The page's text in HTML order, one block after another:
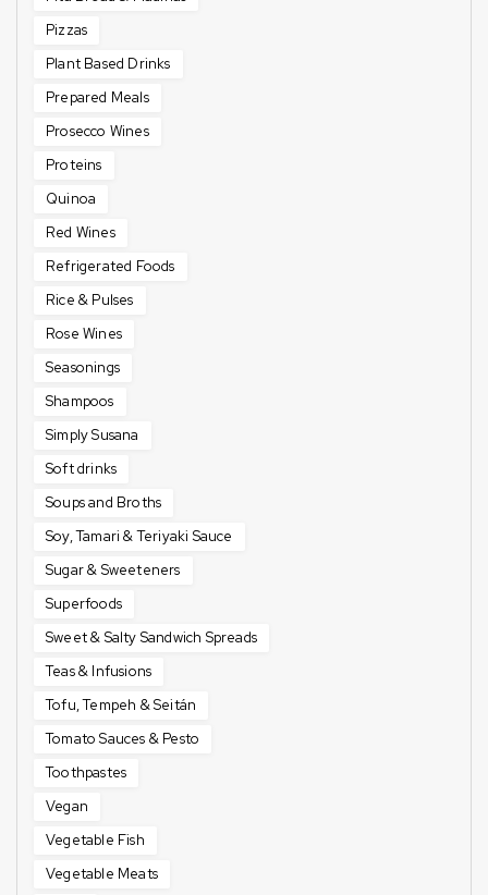
Pizzas
Plant Based Drinks
Prepared Meals
Prosecco Wines
Proteins
Quinoa
Red Wines
Refrigerated Foods
Rice & Pulses
Rose Wines
Seasonings
Shampoos
Simply Susana
Soft drinks
Soups and Broths
Soy, Tamari & Teriyaki Sauce
Sugar & Sweeteners
Superfoods
Sweet & Salty Sandwich Spreads
Teas & Infusions
Tofu, Tempeh & Seitán
Tomato Sauces & Pesto
Toothpastes
Vegan
Vegetable Fish
Vegetable Meats